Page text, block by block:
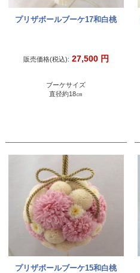
プリザボールブーケ17和白桃
販売価格(税込): 27,500 円
ブーケサイズ
直径約18㎝
プリザボールブーケ15和白桃